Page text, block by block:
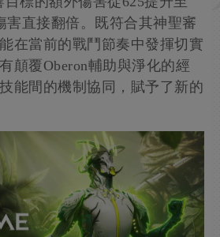
害直接翻倍。既符合其神聖審
在當前的戰鬥節奏中發揮切實
顛覆Oberon輔助與淨化的經
能間的機制協同，賦予了新的